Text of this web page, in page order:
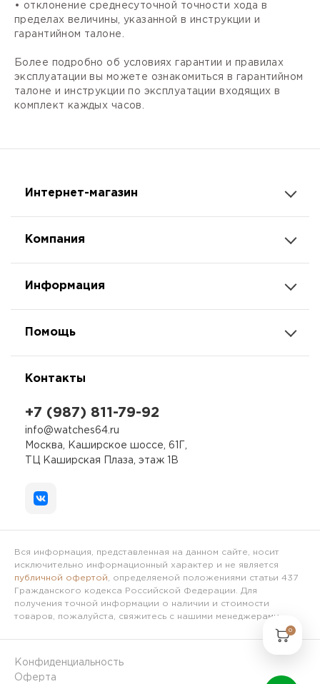
• отклонение среднесуточной точности хода в
пределах величины, указанной в инструкции и
гарантийном талоне.
Более подробно об условиях гарантии и правилах
эксплуатации вы можете ознакомиться в гарантийном
талоне и инструкции по эксплуатации входящих в
комплект каждых часов.
Интернет-магазин
Компания
Информация
Помощь
Контакты
+7 (987) 811-79-92
info@watches64.ru
Москва, Каширское шоссе, 61Г,
ТЦ Каширская Плаза, этаж 1В
Вся информация, представленная на данном сайте, носит
исключительно информационный характер и не является
публичной офертой , определяемой положениями статьи 437
Гражданского кодекса Российской Федерации. Для
получения точной информации о наличии и стоимости
товаров, пожалуйста, свяжитесь с нашими менеджерами.
Конфиденциальность
Оферта
0